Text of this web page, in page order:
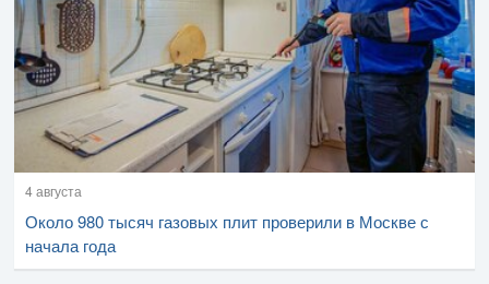
4 августа
Около 980 тысяч газовых плит проверили в Москве с
начала года